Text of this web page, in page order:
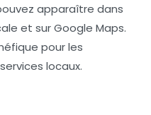
apparaître dans
et sur Google Maps.
pour les
locaux.